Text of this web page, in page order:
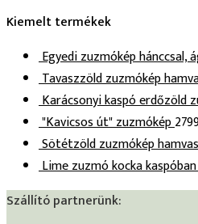
Kiemelt termékek
Egyedi zuzmókép hánccsal,
Tavaszzöld zuzmókép
Karácsonyi kaspó erdőzöld
"Kavicsos út" zuzmókép
Sötétzöld zuzmókép
Lime zuzmó kocka kaspóban
Szállító partnerünk: